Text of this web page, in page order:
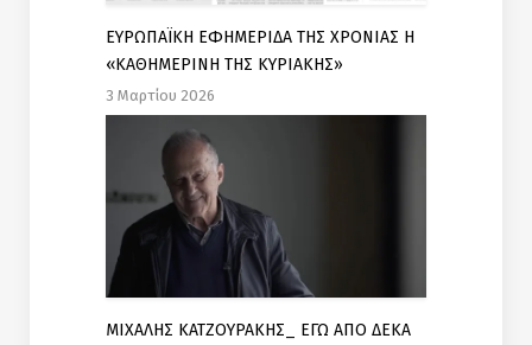
ΕΥΡΩΠΑΪΚΗ ΕΦΗΜΕΡΙΔΑ ΤΗΣ ΧΡΟΝΙΑΣ Η
«ΚΑΘΗΜΕΡΙΝΗ ΤΗΣ ΚΥΡΙΑΚΗΣ»
3 Μαρτίου 2026
ΜΙΧΑΛΗΣ ΚΑΤΖΟΥΡΑΚΗΣ_ ΕΓΩ ΑΠΟ ΔΕΚΑ